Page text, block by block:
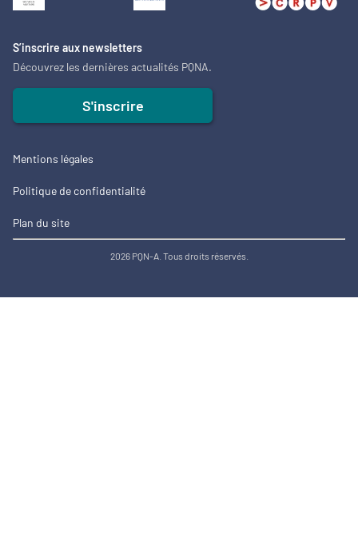
S’inscrire aux newsletters
Découvrez les dernières actualités PQNA.
S'inscrire
Mentions légales
Politique de confidentialité
Plan du site
2026 PQN-A. Tous droits réservés.